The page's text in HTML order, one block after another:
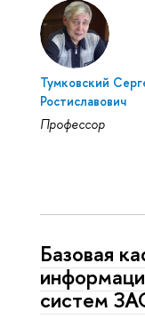
Тумковский
Ростиславович
Профессор
Базовая
систем